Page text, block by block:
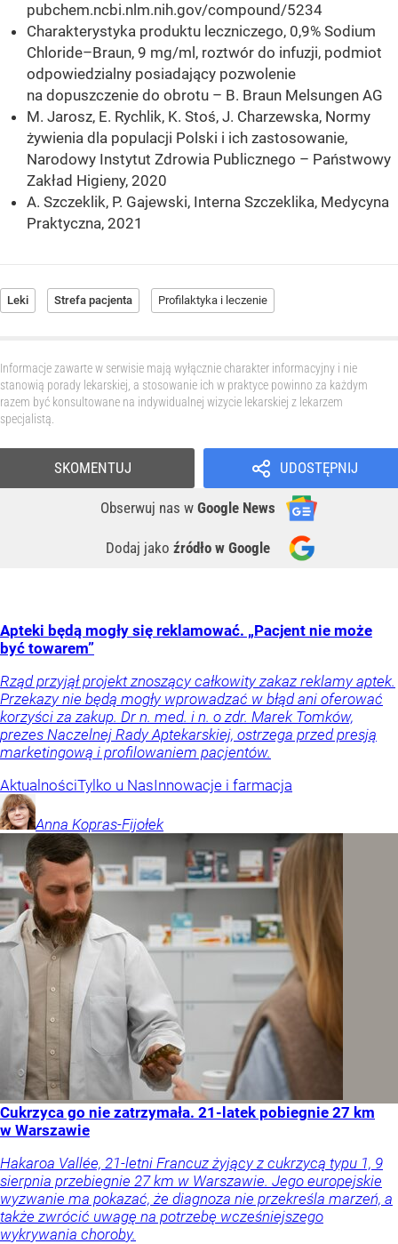
pubchem.ncbi.nlm.nih.gov/compound/5234
Charakterystyka produktu leczniczego, 0,9% Sodium
Chloride–Braun, 9 mg/ml, roztwór do infuzji, podmiot
odpowiedzialny posiadający pozwolenie
na dopuszczenie do obrotu – B. Braun Melsungen AG
M. Jarosz, E. Rychlik, K. Stoś, J. Charzewska, Normy
żywienia dla populacji Polski i ich zastosowanie,
Narodowy Instytut Zdrowia Publicznego – Państwowy
Zakład Higieny, 2020
A. Szczeklik, P. Gajewski, Interna Szczeklika, Medycyna
Praktyczna, 2021
Leki Strefa pacjenta Profilaktyka i leczenie
Informacje zawarte w serwisie mają wyłącznie charakter informacyjny i nie
stanowią porady lekarskiej, a stosowanie ich w praktyce powinno za każdym
razem być konsultowane na indywidualnej wizycie lekarskiej z lekarzem
specjalistą.
UDOSTĘPNIJ
Obserwuj nas w Google News
Dodaj jako źródło w Google
SKOMENTUJ
Apteki będą mogły się reklamować. „Pacjent nie może
być towarem”
Rząd przyjął projekt znoszący całkowity zakaz reklamy aptek.
Przekazy nie będą mogły wprowadzać w błąd ani oferować
korzyści za zakup. Dr n. med. i n. o zdr. Marek Tomków,
prezes Naczelnej Rady Aptekarskiej, ostrzega przed presją
marketingową i profilowaniem pacjentów.
AktualnościTylko u NasInnowacje i farmacja
Anna Kopras-Fijołek
Cukrzyca go nie zatrzymała. 21-latek pobiegnie 27 km
w Warszawie
Hakaroa Vallée, 21-letni Francuz żyjący z cukrzycą typu 1, 9
sierpnia przebiegnie 27 km w Warszawie. Jego europejskie
wyzwanie ma pokazać, że diagnoza nie przekreśla marzeń, a
także zwrócić uwagę na potrzebę wcześniejszego
wykrywania choroby.